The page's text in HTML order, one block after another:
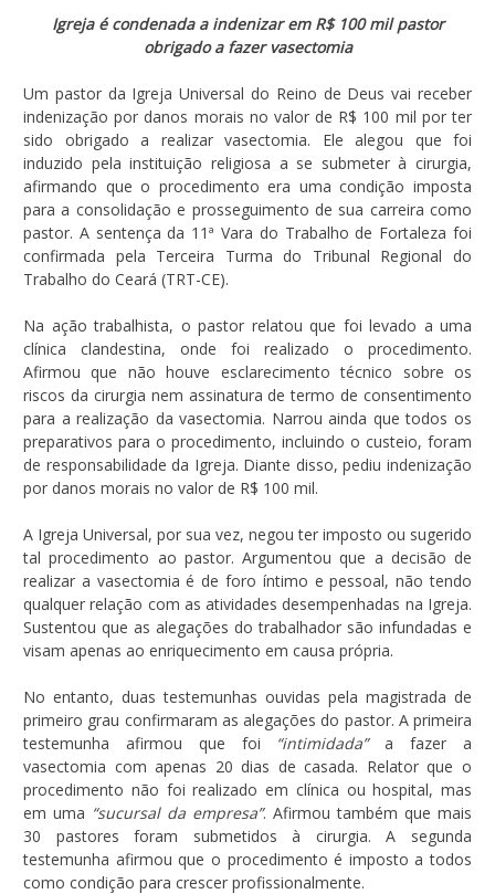
Igreja é condenada a indenizar em R$ 100 mil pastor
obrigado a fazer vasectomia
Um pastor da Igreja Universal do Reino de Deus vai receber
indenização por danos morais no valor de R$ 100 mil por ter
sido obrigado a realizar vasectomia. Ele alegou que foi
induzido pela instituição religiosa a se submeter à cirurgia,
afirmando que o procedimento era uma condição imposta
para a consolidação e prosseguimento de sua carreira como
pastor. A sentença da 11ª Vara do Trabalho de Fortaleza foi
confirmada pela Terceira Turma do Tribunal Regional do
Trabalho do Ceará (TRT-CE).
Na ação trabalhista, o pastor relatou que foi levado a uma
clínica clandestina, onde foi realizado o procedimento.
Afirmou que não houve esclarecimento técnico sobre os
riscos da cirurgia nem assinatura de termo de consentimento
para a realização da vasectomia. Narrou ainda que todos os
preparativos para o procedimento, incluindo o custeio, foram
de responsabilidade da Igreja. Diante disso, pediu indenização
por danos morais no valor de R$ 100 mil.
A Igreja Universal, por sua vez, negou ter imposto ou sugerido
tal procedimento ao pastor. Argumentou que a decisão de
realizar a vasectomia é de foro íntimo e pessoal, não tendo
qualquer relação com as atividades desempenhadas na Igreja.
Sustentou que as alegações do trabalhador são infundadas e
visam apenas ao enriquecimento em causa própria.
No entanto, duas testemunhas ouvidas pela magistrada de
primeiro grau confirmaram as alegações do pastor. A primeira
testemunha afirmou que foi “intimidada”a fazer a
vasectomia com apenas 20 dias de casada. Relator que o
procedimento não foi realizado em clínica ou hospital, mas
em uma “sucursal da empresa”. Afirmou também que mais
30 pastores foram submetidos à cirurgia. A segunda
testemunha afirmou que o procedimento é imposto a todos
como condição para crescer profissionalmente.